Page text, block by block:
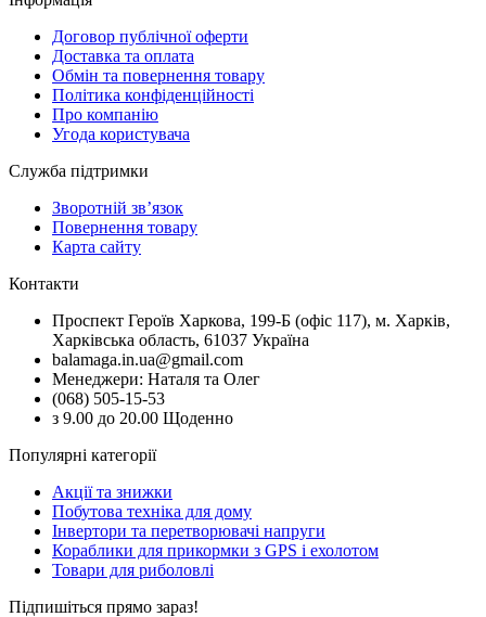
Договор публічної оферти
Доставка та оплата
Обмін та повернення товару
Політика конфіденційності
Про компанію
Угода користувача
Служба підтримки
Зворотній зв’язок
Повернення товару
Карта сайту
Контакти
Проспект Героїв Харкова, 199-Б (офіс 117), м. Харків,
Харківська область, 61037 Україна
balamaga.in.ua@gmail.com
Менеджери: Наталя та Олег
(068) 505-15-53
з 9.00 до 20.00 Щоденно
Популярні категорії
Акції та знижки
Побутова техніка для дому
Інвертори та перетворювачі напруги
Кораблики для прикормки з GPS і ехолотом
Товари для риболовлі
Підпишіться прямо зараз!